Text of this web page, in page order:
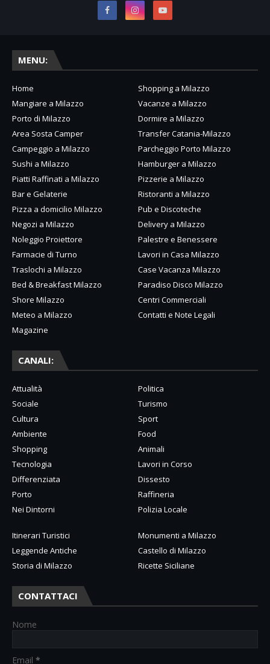
MENU:
Home
Shopping a Milazzo
Mangiare a Milazzo
Vacanze a Milazzo
Porto di Milazzo
Dormire a Milazzo
Area Sosta Camper
Transfer Catania-Milazzo
Campeggio a Milazzo
Parcheggio Porto Milazzo
Sushi a Milazzo
Hamburger a Milazzo
Piatti Raffinati a Milazzo
Pizzerie a Milazzo
Bar e Gelaterie
Ristoranti a Milazzo
Pizza a domicilio Milazzo
Pub e Discoteche
Negozi a Milazzo
Delivery a Milazzo
Noleggio Proiettore
Palestre e Benessere
Farmacie di Turno
Lavori in Casa Milazzo
Traslochi a Milazzo
Case Vacanza Milazzo
Bed & Breakfast Milazzo
Paradiso Disco Milazzo
Shore Milazzo
Centri Commerciali
Meteo a Milazzo
Contatti e Note Legali
Magazine
CANALI:
Attualità
Politica
Sociale
Turismo
Cultura
Sport
Ambiente
Food
Shopping
Animali
Tecnologia
Lavori in Corso
Differenziata
Dissesto
Porto
Raffineria
Nei Dintorni
Polizia Locale
Itinerari Turistici
Monumenti a Milazzo
Leggende Antiche
Castello di Milazzo
Storia di Milazzo
Ricette Siciliane
CONTATTACI
Nome
Email *